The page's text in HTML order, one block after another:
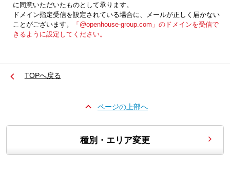
に同意いただいたものとして承ります。
ドメイン指定受信を設定されている場合に、メールが正しく届かない
ことがございます。
「@openhouse-group.com」のドメインを受信で
きるように設定してください。
TOPへ戻る
ページの上部へ
種別・エリア変更